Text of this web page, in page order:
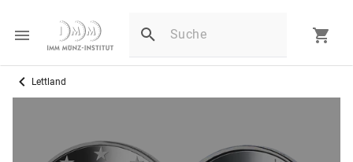
Lettland